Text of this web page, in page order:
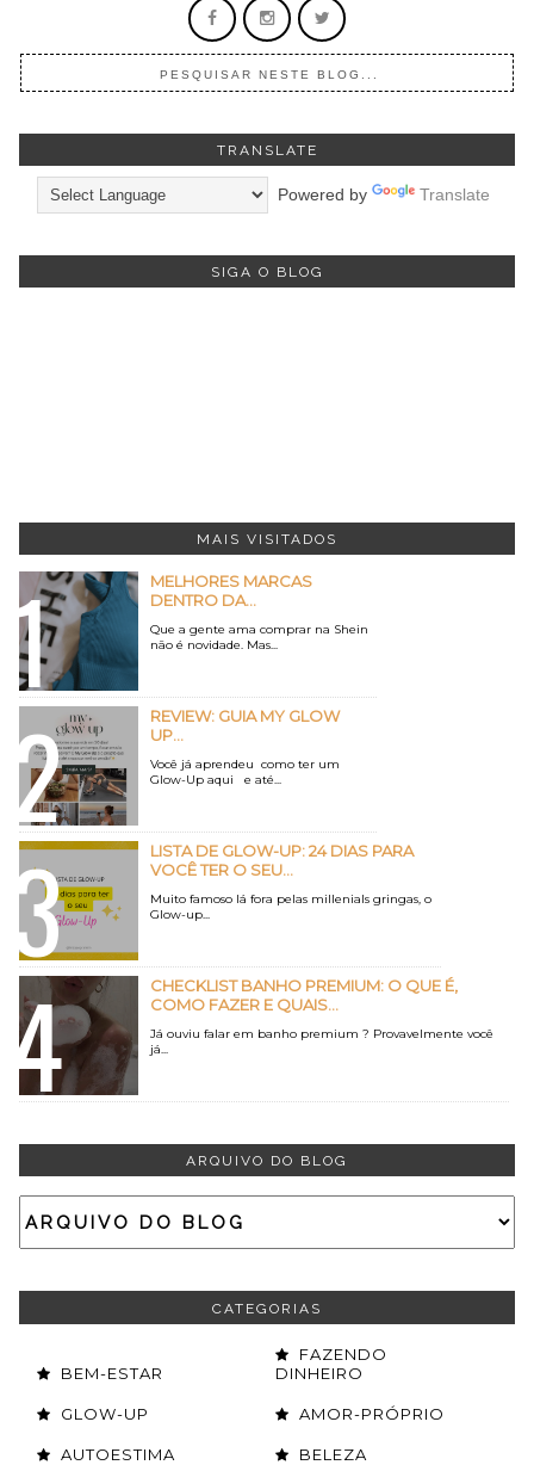
TRANSLATE
Powered by Translate
SIGA O BLOG
MAIS VISITADOS
MELHORES MARCAS
DENTRO DA...
Que a gente ama comprar na Shein
não é novidade. Mas...
REVIEW: GUIA MY GLOW
UP...
Você já aprendeu como ter um
Glow-Up aqui e até...
LISTA DE GLOW-UP: 24 DIAS PARA
VOCÊ TER O SEU...
Muito famoso lá fora pelas millenials gringas, o
Glow-up...
CHECKLIST BANHO PREMIUM: O QUE É,
COMO FAZER E QUAIS...
Já ouviu falar em banho premium ? Provavelmente você
já...
ARQUIVO DO BLOG
CATEGORIAS
BEM-ESTAR
FAZENDO
DINHEIRO
GLOW-UP AMOR-PRÓPRIO
AUTOESTIMA BELEZA